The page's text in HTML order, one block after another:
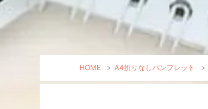
HOME > A4折りなしパンフレット >